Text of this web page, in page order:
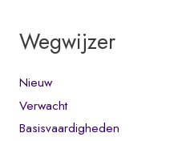
Wegwijzer
Nieuw
Verwacht
Basisvaardigheden